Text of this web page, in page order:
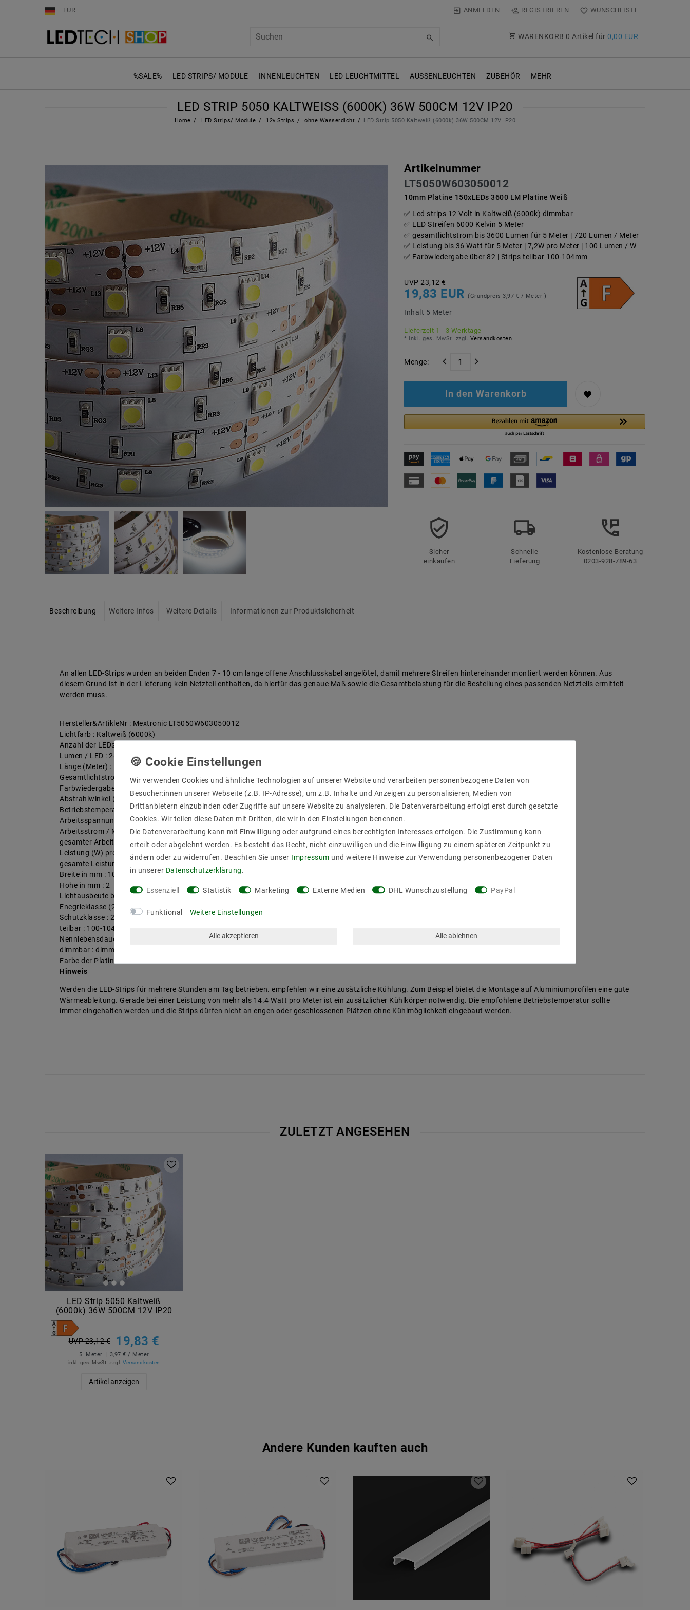
EUR ANMELDEN REGISTRIEREN WUNSCHLISTE
WARENKORB 0 Artikel für 0,00 EUR
%SALE% LED STRIPS/ MODULE INNENLEUCHTEN LED LEUCHTMITTEL AUSSENLEUCHTEN ZUBEHÖR MEHR
LED STRIP 5050 KALTWEISS (6000K) 36W 500CM 12V IP20
Home LED Strips/ Module 12v Strips ohne Wasserdicht LED Strip 5050 Kaltweiß (6000k) 36W 500CM 12V IP20
Artikelnummer
LT5050W603050012
10mm Platine 150xLEDs 3600 LM Platine Weiß
Led strips 12 Volt in Kaltweiß (6000k) dimmbar
LED Streifen 6000 Kelvin 5 Meter
gesamtlichtstrom bis 3600 Lumen für 5 Meter | 720 Lumen / Meter
Leistung bis 36 Watt für 5 Meter | 7,2W pro Meter | 100 Lumen / W
Farbwiedergabe über 82 | Strips teilbar 100-104mm
UVP 23,12 €
19,83 EUR (Grundpreis 3,97 € / Meter )
Inhalt 5 Meter
Lieferzeit 1 - 3 Werktage
* inkl. ges. MwSt. zzgl. Versandkosten
Menge:
In den Warenkorb
Sicher
einkaufen
Schnelle
Lieferung
Kostenlose Beratung
0203-928-789-63
Beschreibung Weitere Infos Weitere Details Informationen zur Produktsicherheit
An allen LED-Strips wurden an beiden Enden 7 - 10 cm lange offene Anschlusskabel angelötet, damit mehrere Streifen hintereinander montiert werden können. Aus
diesem Grund ist in der Lieferung kein Netzteil enthalten, da hierfür das genaue Maß sowie die Gesamtbelastung für die Bestellung eines passenden Netzteils ermittelt
werden muss.
Hersteller&ArtikleNr : Mextronic LT5050W603050012
Lichtfarb : Kaltweiß (6000k)
Anzahl der LEDs pro Meter : 30
Lumen / LED : 24
Länge (Meter) : 5
Gesamtlichtstrom bis : 3600
Farbwiedergabe : 83
Abstrahlwinkel (Grad) : 120
Betriebstemperatur (C°) : -20ºC - 50ºC
Arbeitsspannung (Volt) : 12
Arbeitsstrom / Meter max bis (mA) : 600
gesamter Arbeitsstrom (max) bis (mA) : 3
Leistung (W) pro Meter bis : 7,2
gesamte Leistung (W) bis : 36
Breite in mm : 10
Hohe in mm : 2
Lichtausbeute bis : 100 lm/W
Enegrieklasse (2017/1369) : F
Schutzklasse : 20
teilbar : 100-104mm
Nennlebensdauer bis zu (Stunden) : 50000
dimmbar : dimmbar über PWM
Farbe der Platine : Weiß
Hinweis
Werden die LED-Strips für mehrere Stunden am Tag betrieben. empfehlen wir eine zusätzliche Kühlung. Zum Beispiel bietet die Montage auf Aluminiumprofilen eine gute
Wärmeableitung. Gerade bei einer Leistung von mehr als 14.4 Watt pro Meter ist ein zusätzlicher Kühlkörper notwendig. Die empfohlene Betriebstemperatur sollte
immer eingehalten werden und die Strips dürfen nicht an engen oder geschlossenen Plätzen ohne Kühlmöglichkeit eingebaut werden.
ZULETZT ANGESEHEN
LED Strip 5050 Kaltweiß
(6000k) 36W 500CM 12V IP20
UVP 23,12 € 19,83 €
5 Meter | 3,97 € / Meter
inkl. ges. MwSt. zzgl. Versandkosten
Artikel anzeigen
Andere Kunden kauften auch
Wir verwenden Cookies und ähnliche Technologien auf unserer Website und verarbeiten personenbezogene Daten von
Besucher:innen unserer Webseite (z.B. IP-Adresse), um z.B. Inhalte und Anzeigen zu personalisieren, Medien von
Drittanbietern einzubinden oder Zugriffe auf unsere Website zu analysieren. Die Datenverarbeitung erfolgt erst durch gesetzte
Cookies. Wir teilen diese Daten mit Dritten, die wir in den Einstellungen benennen.
Die Datenverarbeitung kann mit Einwilligung oder aufgrund eines berechtigten Interesses erfolgen. Die Zustimmung kann
erteilt oder abgelehnt werden. Es besteht das Recht, nicht einzuwilligen und die Einwilligung zu einem späteren Zeitpunkt zu
ändern oder zu widerrufen. Beachten Sie unser Impressum und weitere Hinweise zur Verwendung personenbezogener Daten
in unserer Daten­schutz­erklärung.
Essenziell Statistik Marketing Externe Medien DHL Wunschzustellung PayPal
Funktional Weitere Einstellungen
Alle akzeptieren Alle ablehnen